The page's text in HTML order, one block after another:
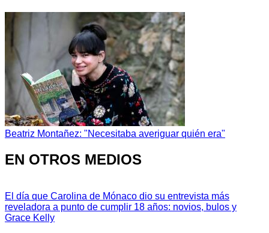
Beatriz Montañez: "Necesitaba averiguar quién era"
EN OTROS MEDIOS
El día que Carolina de Mónaco dio su entrevista más
reveladora a punto de cumplir 18 años: novios, bulos y
Grace Kelly